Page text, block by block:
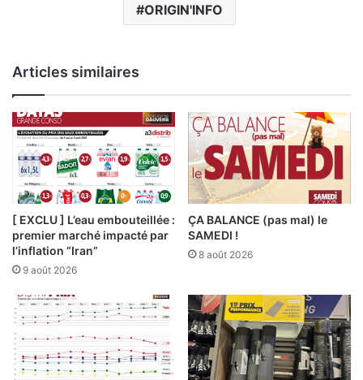
ORIGIN'INFO
Articles similaires
[ EXCLU ] L’eau embouteillée :
premier marché impacté par
l’inflation “Iran”
9 août 2026
ÇA BALANCE (pas mal) le
SAMEDI !
8 août 2026